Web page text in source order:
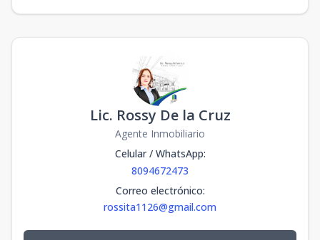
Lic. Rossy De la Cruz
Agente Inmobiliario
Celular / WhatsApp:
8094672473
Correo electrónico:
rossita1126@gmail.com